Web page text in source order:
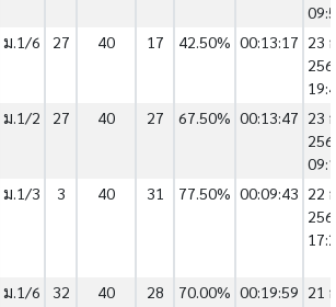
ม.1/6 27 40 17 42.50% 00:13:17 23
ม.1/2 27 40 27 67.50% 00:13:47 23
ม.1/3 3 40 31 77.50% 00:09:43 22
ม.1/6 32 40 28 70.00% 00:19:59 21